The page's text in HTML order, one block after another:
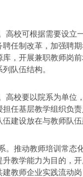
校可根据需要设立一
任制改革，加强聘
，开展兼职教师岗
队伍结构。
校要以院系为单位，
任基层教学组织负
建设放在与教师队
推动教师培训常态化
教学能力为目的，
教师企业实践流动